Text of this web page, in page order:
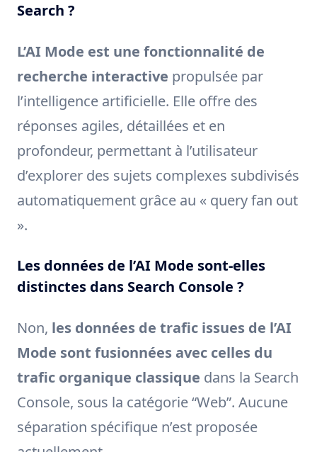
Search ?
L’AI Mode est une fonctionnalité de
recherche interactive propulsée par
l’intelligence artificielle. Elle offre des
réponses agiles, détaillées et en
profondeur, permettant à l’utilisateur
d’explorer des sujets complexes subdivisés
automatiquement grâce au « query fan out
».
Les données de l’AI Mode sont-elles
distinctes dans Search Console ?
Non, les données de trafic issues de l’AI
Mode sont fusionnées avec celles du
trafic organique classique dans la Search
Console, sous la catégorie “Web”. Aucune
séparation spécifique n’est proposée